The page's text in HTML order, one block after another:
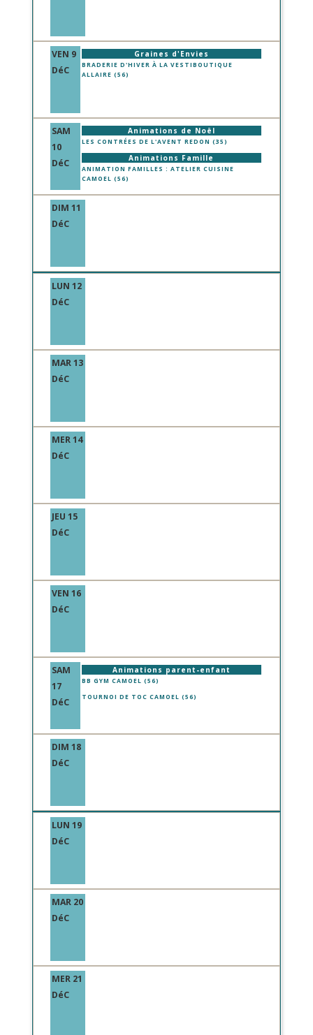
VEN 9
DéC
Graines d'Envies
BRADERIE D'HIVER À LA VESTIBOUTIQUE
ALLAIRE (56)
SAM
10
DéC
Animations de Noël
LES CONTRÉES DE L'AVENT REDON (35)
Animations Famille
ANIMATION FAMILLES : ATELIER CUISINE
CAMOEL (56)
DIM 11
DéC
LUN 12
DéC
MAR 13
DéC
MER 14
DéC
JEU 15
DéC
VEN 16
DéC
SAM
17
DéC
Animations parent-enfant
BB GYM CAMOEL (56)
TOURNOI DE TOC CAMOEL (56)
DIM 18
DéC
LUN 19
DéC
MAR 20
DéC
MER 21
DéC